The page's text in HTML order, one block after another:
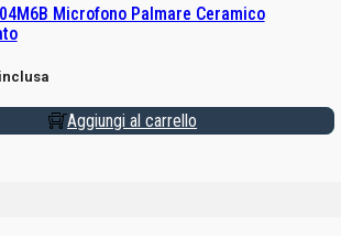
Microfono Palmare Ceramico
Aggiungi al carrello